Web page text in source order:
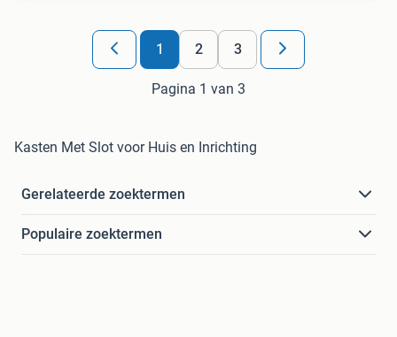
1 2 3
Pagina 1 van 3
Kasten Met Slot voor Huis en Inrichting
Gerelateerde zoektermen
Populaire zoektermen